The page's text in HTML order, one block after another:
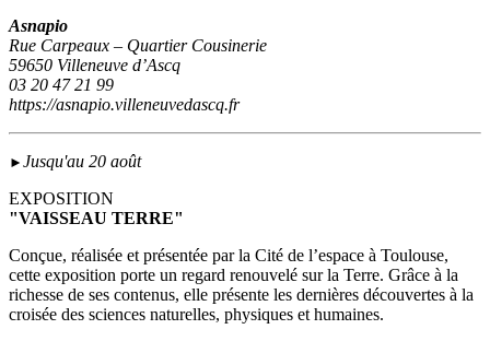
Asnapio
Rue Carpeaux – Quartier Cousinerie
59650 Villeneuve d’Ascq
03 20 47 21 99
https://asnapio.villeneuvedascq.fr
► Jusqu'au 20 août
EXPOSITION
"VAISSEAU TERRE"
Conçue, réalisée et présentée par la Cité de l’espace à Toulouse,
cette exposition porte un regard renouvelé sur la Terre. Grâce à la
richesse de ses contenus, elle présente les dernières découvertes à la
croisée des sciences naturelles, physiques et humaines.